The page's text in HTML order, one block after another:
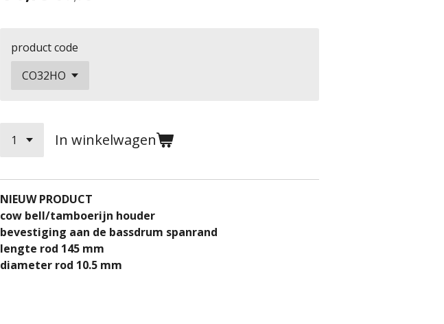
product code
In winkelwagen
​​​NIEUW PRODUCT
cow bell/tamboerijn houder
bevestiging aan de bassdrum spanrand
lengte rod 145 mm
​diameter rod 10.5 mm